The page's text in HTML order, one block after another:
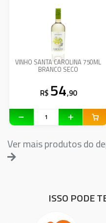
VINHO SANTA CAROLINA 750ML
BRANCO SECO
R$ 54,90
Ver mais produtos do
ISSO PODE